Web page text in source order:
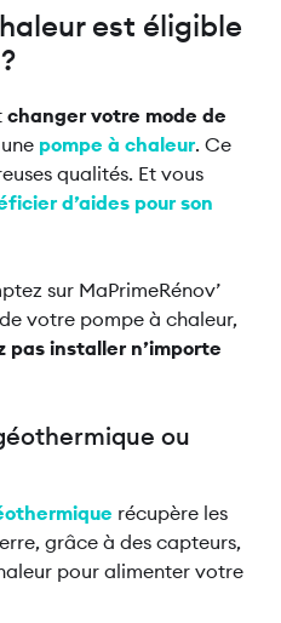
est éligible
changer votre mode de
pompe à chaleur. Ce
qualités. Et vous
d’aides pour son
sur MaPrimeRénov’
votre pompe à chaleur,
pas installer n’importe
ou
récupère les
grâce à des capteurs,
pour alimenter votre